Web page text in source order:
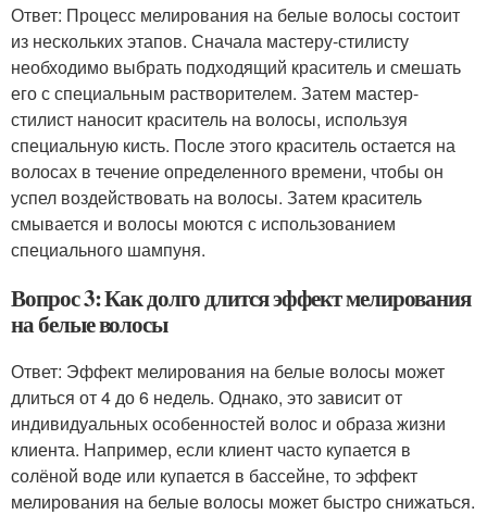
Ответ: Процесс мелирования на белые волосы состоит
из нескольких этапов. Сначала мастеру-стилисту
необходимо выбрать подходящий краситель и смешать
его с специальным растворителем. Затем мастер-
стилист наносит краситель на волосы, используя
специальную кисть. После этого краситель остается на
волосах в течение определенного времени, чтобы он
успел воздействовать на волосы. Затем краситель
смывается и волосы моются с использованием
специального шампуня.
Вопрос 3: Как долго длится эффект мелирования
на белые волосы
Ответ: Эффект мелирования на белые волосы может
длиться от 4 до 6 недель. Однако, это зависит от
индивидуальных особенностей волос и образа жизни
клиента. Например, если клиент часто купается в
солёной воде или купается в бассейне, то эффект
мелирования на белые волосы может быстро снижаться.